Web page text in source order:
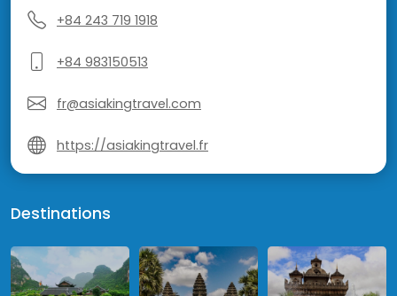
+84 243 719 1918
+84 983150513
fr@asiakingtravel.com
https://asiakingtravel.fr
Destinations